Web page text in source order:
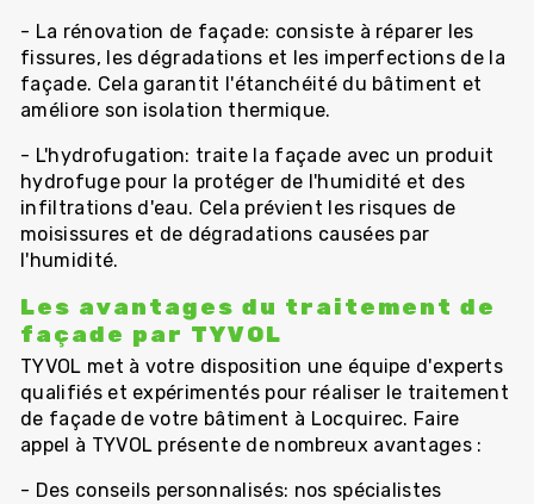
- La rénovation de façade: consiste à réparer les
fissures, les dégradations et les imperfections de la
façade. Cela garantit l'étanchéité du bâtiment et
améliore son isolation thermique.
- L'hydrofugation: traite la façade avec un produit
hydrofuge pour la protéger de l'humidité et des
infiltrations d'eau. Cela prévient les risques de
moisissures et de dégradations causées par
l'humidité.
Les avantages du traitement de
façade par TYVOL
TYVOL met à votre disposition une équipe d'experts
qualifiés et expérimentés pour réaliser le traitement
de façade de votre bâtiment à Locquirec. Faire
appel à TYVOL présente de nombreux avantages :
- Des conseils personnalisés: nos spécialistes